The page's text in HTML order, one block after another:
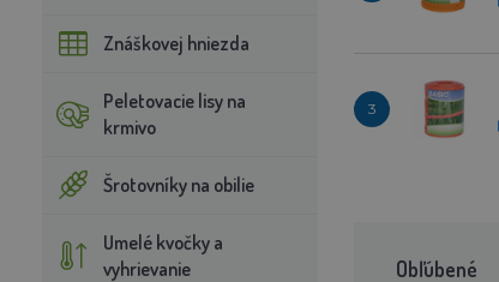
Znáškovej hniezda
Peletovacie lisy na
krmivo
Šrotovníky na obilie
Umelé kvočky a
vyhrievanie
3
Obľúbené